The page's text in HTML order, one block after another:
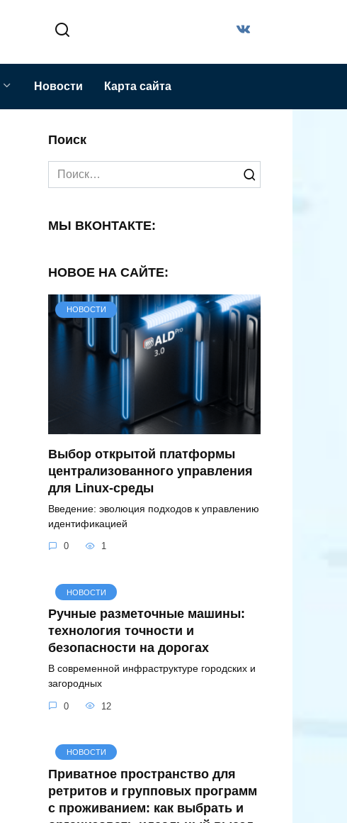
Новости Карта сайта
Поиск
Search
for:
МЫ ВКОНТАКТЕ:
НОВОЕ НА САЙТЕ:
НОВОСТИ
Выбор открытой платформы
централизованного управления
для Linux-среды
Введение: эволюция подходов к управлению
идентификацией
0 1
НОВОСТИ
Ручные разметочные машины:
технология точности и
безопасности на дорогах
В современной инфраструктуре городских и
загородных
0 12
НОВОСТИ
Приватное пространство для
ретритов и групповых программ
с проживанием: как выбрать и